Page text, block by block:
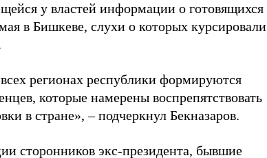
у властей информации о готовящихся
в Бишкеве, слухи о которых курсировали
регионах республики формируются
которые намерены воспрепятствовать
в стране», – подчеркнул Бекназаров.
сторонников экс-президента, бывшие